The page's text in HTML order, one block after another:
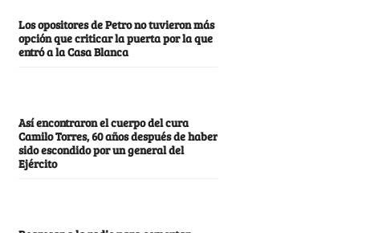
Los opositores de Petro no tuvieron más
opción que criticar la puerta por la que
entró a la Casa Blanca
Así encontraron el cuerpo del cura
Camilo Torres, 60 años después de haber
sido escondido por un general del
Ejército